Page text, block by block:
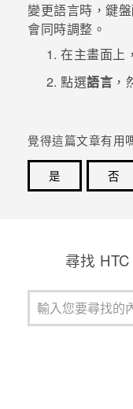
優惠專區
VIVELAND
變更語言時，鍵
會同時調整。
在主畫面上
點選語言 ，
覺得這篇文章有用
是
否
尋找